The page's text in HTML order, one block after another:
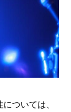
ついては、